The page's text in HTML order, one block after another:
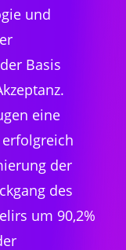
und
Basis
eine
der
des
um 90,2%